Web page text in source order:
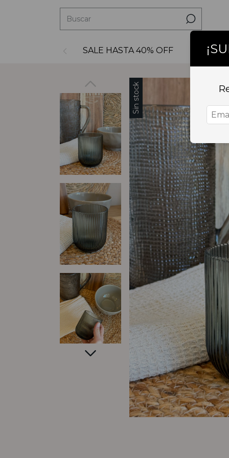
SALE HASTA 40% OFF
Sin stock